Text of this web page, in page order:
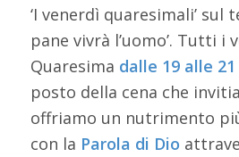
‘I venerdì quaresimali’ sul
pane vivrà l’uomo’. Tutti i
Quaresima dalle 19 alle
posto della cena che
offriamo un nutrimento
con la Parola di Dio